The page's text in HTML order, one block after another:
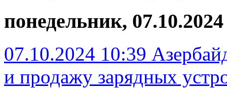
понедельник, 07.10.2024
07.10.2024 10:39
и продажу зарядных